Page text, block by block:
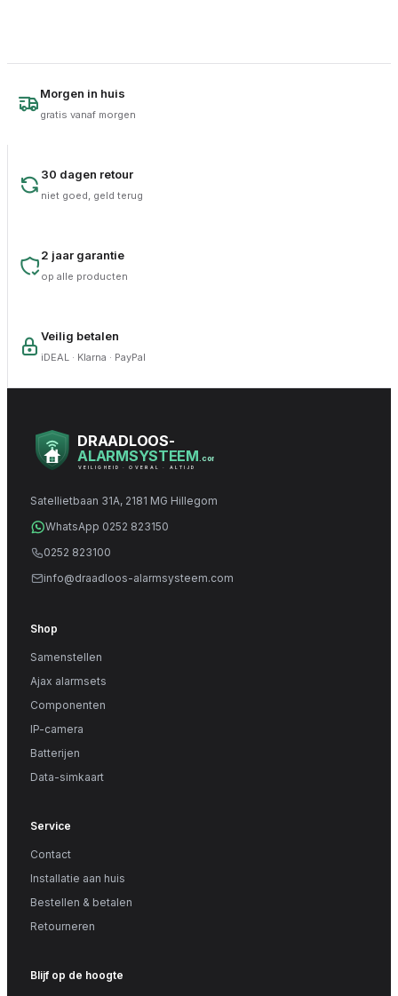
Morgen in huis
gratis vanaf morgen
30 dagen retour
niet goed, geld terug
2 jaar garantie
op alle producten
Veilig betalen
iDEAL · Klarna · PayPal
DRAADLOOS-
ALARMSYSTEEM .com
VEILIGHEID · OVERAL · ALTIJD
Satellietbaan 31A, 2181 MG Hillegom
WhatsApp 0252 823150
0252 823100
info@draadloos-alarmsysteem.com
Shop
Samenstellen
Ajax alarmsets
Componenten
IP-camera
Batterijen
Data-simkaart
Service
Contact
Installatie aan huis
Bestellen & betalen
Retourneren
Blijf op de hoogte